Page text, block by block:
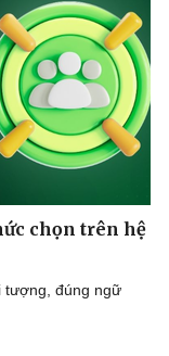
chọn trên hệ
tượng, đúng ngữ